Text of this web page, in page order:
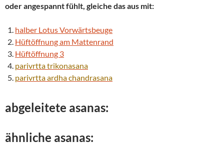
oder angespannt fühlt, gleiche das aus mit:
halber Lotus Vorwärtsbeuge
Hüftöffnung am Mattenrand
Hüftöffnung 3
parivrttatrikonasana
parivrttaardha chandrasana
abgeleitete asanas:
ähnliche asanas: